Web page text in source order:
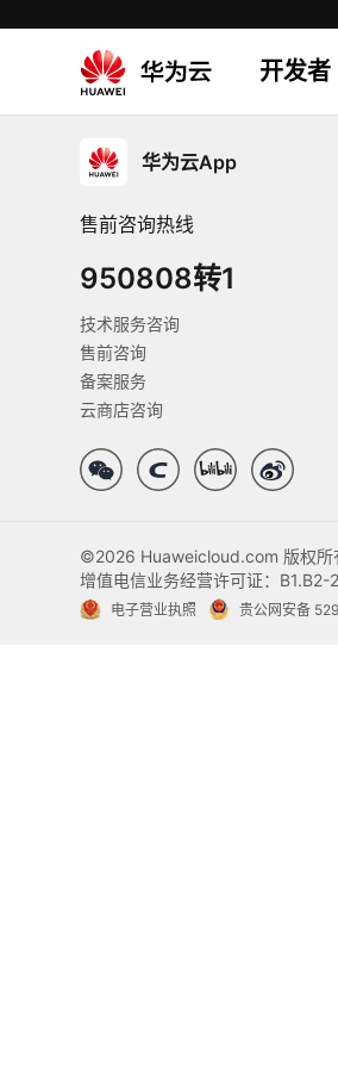
开发者
华为云App
售前咨询热线
950808转1
技术服务咨询
售前咨询
备案服务
云商店咨询
©2026 Huaweicloud.com 版权所
增值电信业务经营许可证：
电子营业执照 贵公网安备